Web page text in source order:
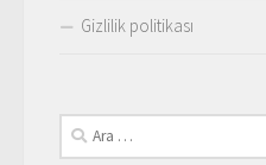
Gizlilik politikası
Arama: